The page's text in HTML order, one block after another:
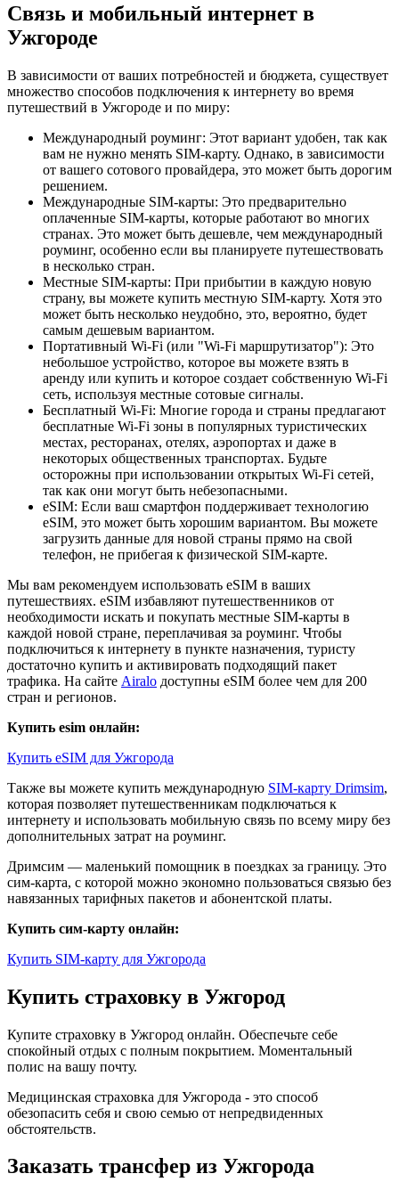
Связь и мобильный интернет в
Ужгороде
В зависимости от ваших потребностей и бюджета, существует
множество способов подключения к интернету во время
путешествий в Ужгороде и по миру:
Международный роуминг: Этот вариант удобен, так как
вам не нужно менять SIM-карту. Однако, в зависимости
от вашего сотового провайдера, это может быть дорогим
решением.
Международные SIM-карты: Это предварительно
оплаченные SIM-карты, которые работают во многих
странах. Это может быть дешевле, чем международный
роуминг, особенно если вы планируете путешествовать
в несколько стран.
Местные SIM-карты: При прибытии в каждую новую
страну, вы можете купить местную SIM-карту. Хотя это
может быть несколько неудобно, это, вероятно, будет
самым дешевым вариантом.
Портативный Wi-Fi (или "Wi-Fi маршрутизатор"): Это
небольшое устройство, которое вы можете взять в
аренду или купить и которое создает собственную Wi-Fi
сеть, используя местные сотовые сигналы.
Бесплатный Wi-Fi: Многие города и страны предлагают
бесплатные Wi-Fi зоны в популярных туристических
местах, ресторанах, отелях, аэропортах и даже в
некоторых общественных транспортах. Будьте
осторожны при использовании открытых Wi-Fi сетей,
так как они могут быть небезопасными.
eSIM: Если ваш смартфон поддерживает технологию
eSIM, это может быть хорошим вариантом. Вы можете
загрузить данные для новой страны прямо на свой
телефон, не прибегая к физической SIM-карте.
Мы вам рекомендуем использовать eSIM в ваших
путешествиях. eSIM избавляют путешественников от
необходимости искать и покупать местные SIM-карты в
каждой новой стране, переплачивая за роуминг. Чтобы
подключиться к интернету в пункте назначения, туристу
достаточно купить и активировать подходящий пакет
трафика. На сайте Airalo доступны eSIM более чем для 200
стран и регионов.
Купить esim онлайн:
Купить eSIM для Ужгорода
Также вы можете купить международную SIM-карту Drimsim,
которая позволяет путешественникам подключаться к
интернету и использовать мобильную связь по всему миру без
дополнительных затрат на роуминг.
Дримсим — маленький помощник в поездках за границу. Это
сим-карта, с которой можно экономно пользоваться связью без
навязанных тарифных пакетов и абонентской платы.
Купить сим-карту онлайн:
Купить SIM-карту для Ужгорода
Купить страховку в Ужгород
Купите страховку в Ужгород онлайн. Обеспечьте себе
спокойный отдых с полным покрытием. Моментальный
полис на вашу почту.
Медицинская страховка для Ужгорода - это способ
обезопасить себя и свою семью от непредвиденных
обстоятельств.
Заказать трансфер из Ужгорода